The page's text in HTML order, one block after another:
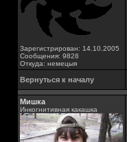
Зарегистрирован: 14.10.2005
Сообщения: 9828
Откуда: немецыя
Вернуться к началу
Мишка
Инкогнитивная какашка